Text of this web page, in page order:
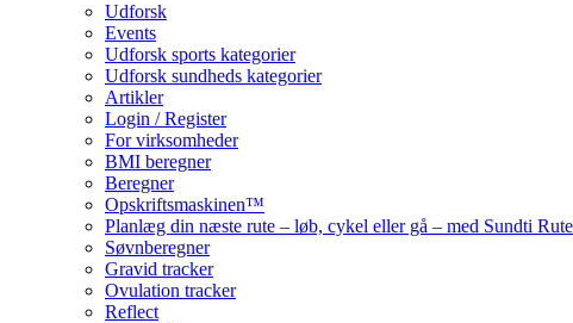
Udforsk
Events
Udforsk sports kategorier
Udforsk sundheds kategorier
Artikler
Login / Register
For virksomheder
BMI beregner
Beregner
Opskriftsmaskinen™
Planlæg din næste rute – løb, cykel eller gå – med Sundti
Søvnberegner
Gravid tracker
Ovulation tracker
Reflect